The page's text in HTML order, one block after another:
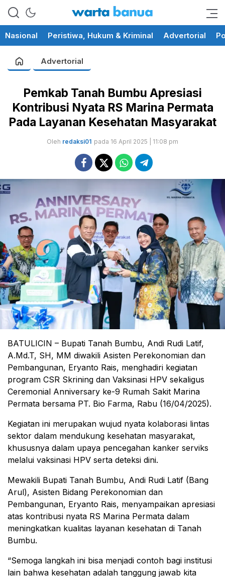
wartabanua.com
memberikan informasi yang
Nasional Peristiwa, Hukum & Kriminal Advertorial
Advertorial
Pemkab Tanah Bumbu Apresiasi
Kontribusi Nyata RS Marina Permata
Pada Layanan Kesehatan Masyarakat
Oleh redaksi01 pada 16 April 2025 | 11:08 pm
BATULICIN – Bupati Tanah Bumbu, Andi Rudi Latif,
A.Md.T, SH, MM diwakili Asisten Perekonomian dan
Pembangunan, Eryanto Rais, menghadiri kegiatan
program CSR Skrining dan Vaksinasi HPV sekaligus
Ceremonial Anniversary ke-9 Rumah Sakit Marina
Permata bersama PT. Bio Farma, Rabu (16/04/2025).
Kegiatan ini merupakan wujud nyata kolaborasi lintas
sektor dalam mendukung kesehatan masyarakat,
khususnya dalam upaya pencegahan kanker serviks
melalui vaksinasi HPV serta deteksi dini.
Mewakili Bupati Tanah Bumbu, Andi Rudi Latif (Bang
Arul), Asisten Bidang Perekonomian dan
Pembangunan, Eryanto Rais, menyampaikan apresiasi
atas kontribusi nyata RS Marina Permata dalam
meningkatkan kualitas layanan kesehatan di Tanah
Bumbu.
“Semoga langkah ini bisa menjadi contoh bagi institusi
lain bahwa kesehatan adalah tanggung jawab kita